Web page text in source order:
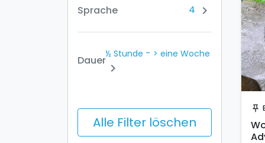
Sprache 4 chevron_right
Dauer
½ Stunde - > eine Woche
chevron_right
Alle Filter löschen
push_pin